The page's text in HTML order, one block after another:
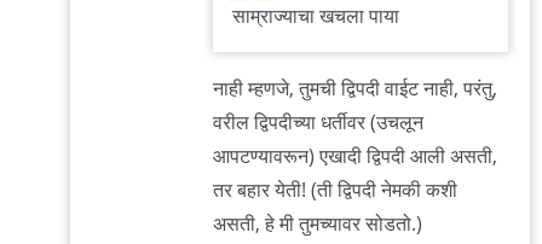
साम्राज्याचा खचला पाया
नाही म्हणजे, तुमची द्विपदी वाईट नाही, परंतु,
वरील द्विपदीच्या धर्तीवर (उचलून
आपटण्यावरून) एखादी द्विपदी आली ‌असती,
तर बहार येती! (ती द्विपदी नेमकी कशी
असती, हे मी तुमच्यावर सोडतो.)